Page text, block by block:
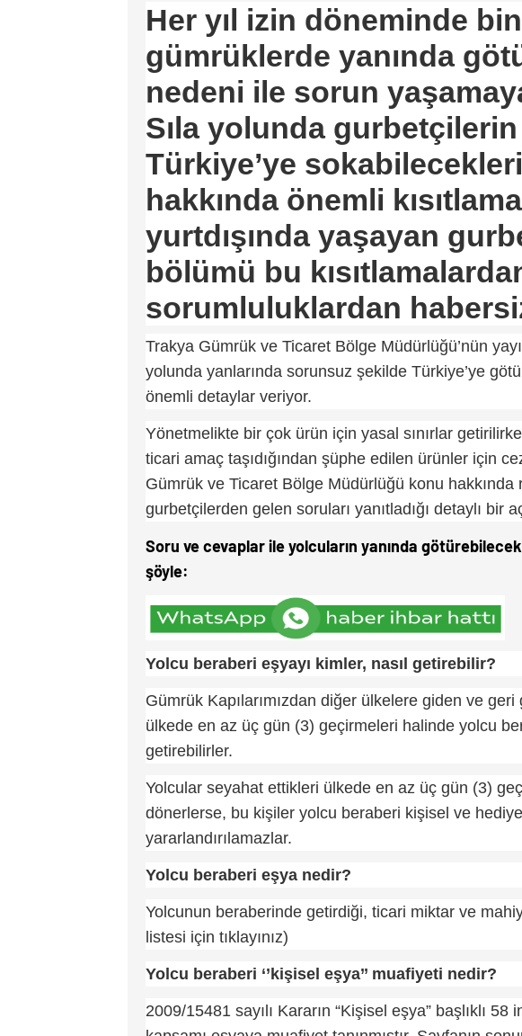
Her yıl izin döneminde
gümrüklerde yanında
nedeni ile sorun
Sıla yolunda
Türkiye’ye
hakkında önemli
yurtdışında yaşayan
bölümü bu
sorumluluklardan
Trakya Gümrük ve Ticaret Bölge Müdürlüğü’nün
yolunda yanlarında sorunsuz şekilde Türkiye’ye
önemli detaylar veriyor.
Yönetmelikte bir çok ürün için yasal sınırlar
ticari amaç taşıdığından şüphe edilen ürünler için
Gümrük ve Ticaret Bölge Müdürlüğü konu
gurbetçilerden gelen soruları yanıtladığı detaylı bir
Soru ve cevaplar ile yolcuların yanında
şöyle:
Yolcu beraberi eşyayı kimler, nasıl getirebilir?
Gümrük Kapılarımızdan diğer ülkelere giden ve
ülkede en az üç gün (3) geçirmeleri halinde yolcu
getirebilirler.
Yolcular seyahat ettikleri ülkede en az üç gün (3)
dönerlerse, bu kişiler yolcu beraberi kişisel ve
yararlandırılamazlar.
Yolcu beraberi eşya nedir?
Yolcunun beraberinde getirdiği, ticari miktar ve
listesi için tıklayınız)
Yolcu beraberi ‘’kişisel eşya’’ muafiyeti nedir?
2009/15481 sayılı Kararın “Kişisel eşya” başlıklı